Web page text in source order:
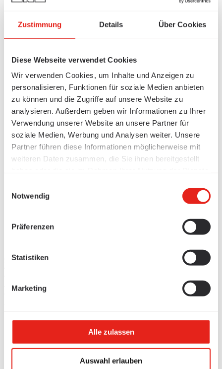
Zustimmung Details Über Cookies
Diese Webseite verwendet Cookies
Wir verwenden Cookies, um Inhalte und Anzeigen zu
personalisieren, Funktionen für soziale Medien anbieten
zu können und die Zugriffe auf unsere Website zu
analysieren. Außerdem geben wir Informationen zu Ihrer
Verwendung unserer Website an unsere Partner für
soziale Medien, Werbung und Analysen weiter. Unsere
Partner führen diese Informationen möglicherweise mit
weiteren Daten zusammen, die Sie ihnen bereitgestellt
Notwendig
Präferenzen
Statistiken
Marketing
Alle zulassen
Auswahl erlauben
XCP-HP Transport-
Stromschienen Cu - 2000A